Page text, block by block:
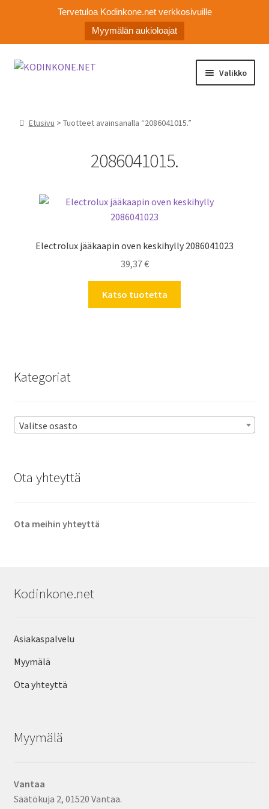
Tervetuloa Kodinkone.net verkkosivuille
Myymälän aukioloajat
Siirry
Siirry
Valikko
Asiakaspalvelu
Etusivu > Tuotteet avainsanalla “2086041015.”
2086041015.
Electrolux jääkaapin oven keskihylly 2086041023
39,37€
Katso tuotetta
Kategoriat
Valitse osasto
Ota yhteyttä
Ota meihin yhteyttä
Kodinkone.net
Asiakaspalvelu
Myymälä
Ota yhteyttä
Myymälä
Vantaa
Säätökuja 2, 01520 Vantaa.